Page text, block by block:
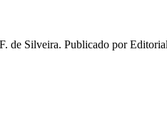
de Silveira. Publicado por